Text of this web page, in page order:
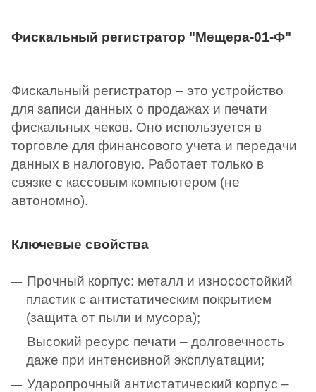
Фискальный регистратор "Мещера-01-Ф"
Фискальный регистратор – это устройство
для записи данных о продажах и печати
фискальных чеков. Оно используется в
торговле для финансового учета и передачи
данных в налоговую. Работает только в
связке с кассовым компьютером (не
автономно).
Ключевые свойства
Прочный корпус: металл и износостойкий
пластик с антистатическим покрытием
(защита от пыли и мусора);
Высокий ресурс печати – долговечность
даже при интенсивной эксплуатации;
Ударопрочный антистатический корпус –